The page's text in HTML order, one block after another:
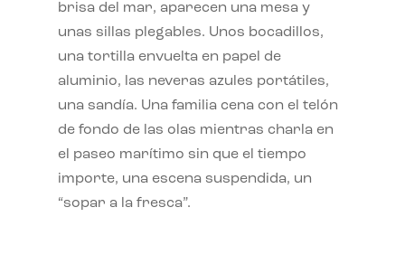
brisa del mar, aparecen una mesa y
unas sillas plegables. Unos bocadillos,
una tortilla envuelta en papel de
aluminio, las neveras azules portátiles,
una sandía. Una familia cena con el telón
de fondo de las olas mientras charla en
el paseo marítimo sin que el tiempo
importe, una escena suspendida, un
“sopar a la fresca”.